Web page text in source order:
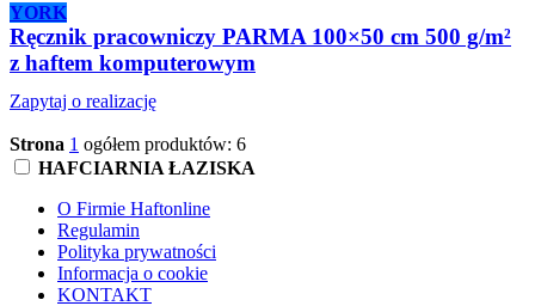
YORK
Ręcznik pracowniczy PARMA 100×50 cm 500 g/m²
z haftem komputerowym
Zapytaj o realizację
Strona 1 ogółem produktów: 6
HAFCIARNIA ŁAZISKA
O Firmie Haftonline
Regulamin
Polityka prywatności
Informacja o cookie
KONTAKT